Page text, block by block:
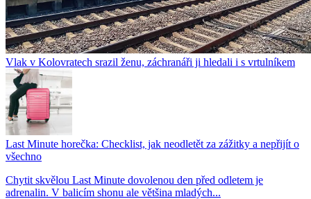
Vlak v Kolovratech srazil ženu, záchranáři ji hledali i s vrtulníkem
Last Minute horečka: Checklist, jak neodletět za zážitky a nepřijít o
všechno
Chytit skvělou Last Minute dovolenou den před odletem je
adrenalin. V balicím shonu ale většina mladých...